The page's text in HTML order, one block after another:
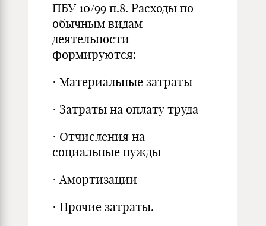
ПБУ 10/99 п.8. Расходы по
обычным видам
деятельности
формируются:
· Материальные затраты
· Затраты на оплату труда
· Отчисления на
социальные нужды
· Амортизации
· Прочие затраты.